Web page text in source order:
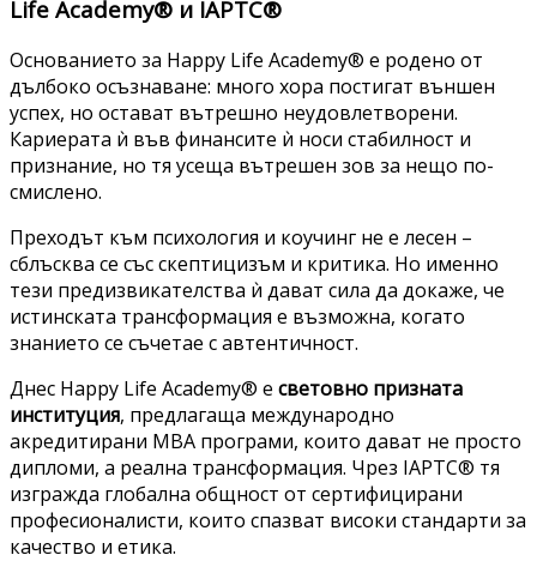
Life Academy® и IAPTC®
Основанието за Happy Life Academy® е родено от
дълбоко осъзнаване: много хора постигат външен
успех, но остават вътрешно неудовлетворени.
Кариерата ѝ във финансите ѝ носи стабилност и
признание, но тя усеща вътрешен зов за нещо по-
смислено.
Преходът към психология и коучинг не е лесен –
сблъсква се със скептицизъм и критика. Но именно
тези предизвикателства ѝ дават сила да докаже, че
истинската трансформация е възможна, когато
знанието се съчетае с автентичност.
Днес Happy Life Academy® е световно призната
институция, предлагаща международно
акредитирани MBA програми, които дават не просто
дипломи, а реална трансформация. Чрез IAPTC® тя
изгражда глобална общност от сертифицирани
професионалисти, които спазват високи стандарти за
качество и етика.